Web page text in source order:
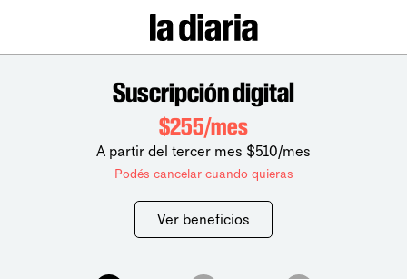
Suscripción digital
$255/mes
A partir del tercer mes $510/mes
Podés cancelar cuando quieras
Ver beneficios